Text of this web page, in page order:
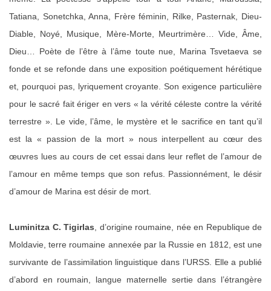
Tatiana, Sonetchka, Anna, Frère féminin, Rilke, Pasternak, Dieu-
Diable, Noyé, Musique, Mère-Morte, Meurtrimère… Vide, Âme,
Dieu… Poète de l’être à l’âme toute nue, Marina Tsvetaeva se
fonde et se refonde dans une exposition poétiquement hérétique
et, pourquoi pas, lyriquement croyante. Son exigence particulière
pour le sacré fait ériger en vers « la vérité céleste contre la vérité
terrestre ». Le vide, l’âme, le mystère et le sacrifice en tant qu’il
est la « passion de la mort » nous interpellent au cœur des
œuvres lues au cours de cet essai dans leur reflet de l’amour de
l’amour en même temps que son refus. Passionnément, le désir
d’amour de Marina est désir de mort.
Luminitza C. Tigirlas , d’origine roumaine, née en Republique de
Moldavie, terre roumaine annexée par la Russie en 1812, est une
survivante de l’assimilation linguistique dans l’URSS. Elle a publié
d’abord en roumain, langue maternelle sertie dans l’étrangère